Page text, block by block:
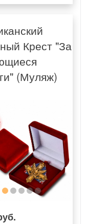
Крест "За
(Муляж)